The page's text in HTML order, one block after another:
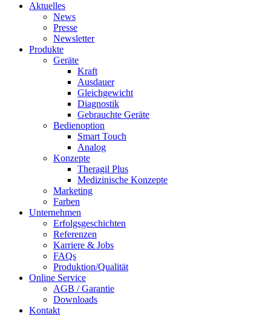
Aktuelles
News
Presse
Newsletter
Produkte
Geräte
Kraft
Ausdauer
Gleichgewicht
Diagnostik
Gebrauchte Geräte
Bedienoption
Smart Touch
Analog
Konzepte
Theragil Plus
Medizinische Konzepte
Marketing
Farben
Unternehmen
Erfolgsgeschichten
Referenzen
Karriere & Jobs
FAQs
Produktion/Qualität
Online Service
AGB / Garantie
Downloads
Kontakt